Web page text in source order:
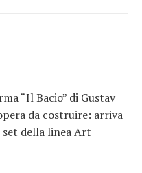
“Il Bacio” di Gustav
da costruire: arriva
della linea Art